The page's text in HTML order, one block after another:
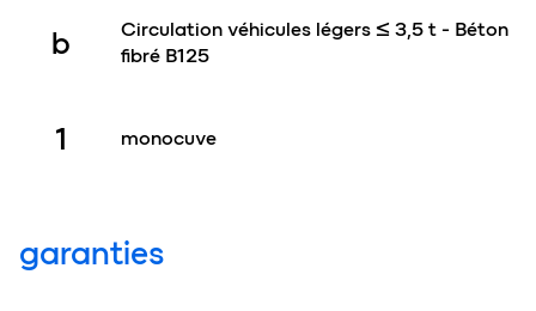
b
Circulation véhicules légers ≤ 3,5 t - Béton
fibré B125
1 monocuve
garanties